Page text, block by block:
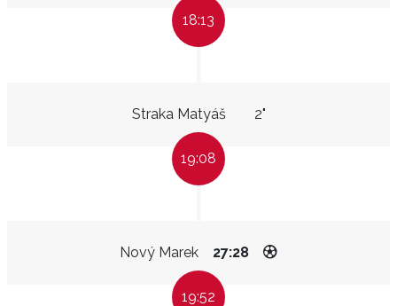
18:13
Straka Matyáš 2"
19:08
Nový Marek 27:28
19:52